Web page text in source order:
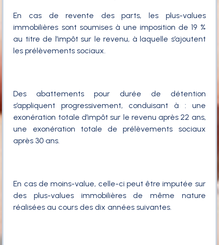
En cas de revente des parts, les plus-values
immobilières sont soumises à une imposition de 19 %
au titre de l’impôt sur le revenu, à laquelle s’ajoutent
les prélèvements sociaux.
Des abattements pour durée de détention
s’appliquent progressivement, conduisant à : une
exonération totale d’impôt sur le revenu après 22 ans,
une exonération totale de prélèvements sociaux
après 30 ans.
En cas de moins-value, celle-ci peut être imputée sur
des plus-values immobilières de même nature
réalisées au cours des dix années suivantes.